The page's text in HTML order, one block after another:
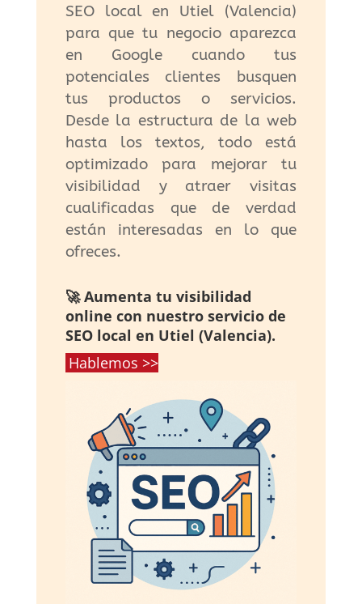
SEO local en Utiel (Valencia)
para que tu negocio aparezca
en Google cuando tus
potenciales clientes busquen
tus productos o servicios.
Desde la estructura de la web
hasta los textos, todo está
optimizado para mejorar tu
visibilidad y atraer visitas
cualificadas que de verdad
están interesadas en lo que
ofreces.
🚀 Aumenta tu visibilidad
online con nuestro servicio de
SEO local en Utiel (Valencia).
Hablemos >>